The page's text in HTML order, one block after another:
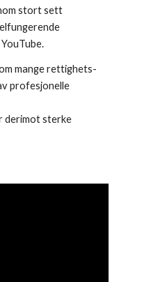
stort sett
mange rettighets-
profesjonelle
derimot sterke